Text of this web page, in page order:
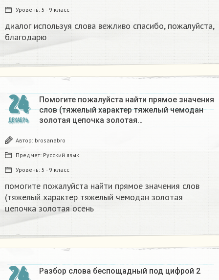
Уровень: 5 - 9 класс
диалог используя слова вежливо спасибо, пожалуйста,
благодарю
24
ДЕКАБРЬ
Помогите пожалуйста найти прямое значения
слов (тяжелый характер тяжелый чемодан
золотая цепочка золотая…
Автор: brosanabro
Предмет: Русский язык
Уровень: 5 - 9 класс
помогите пожалуйста найти прямое значения слов
(тяжелый характер тяжелый чемодан золотая
цепочка золотая осень
Разбор слова беспощадный под цифрой 2